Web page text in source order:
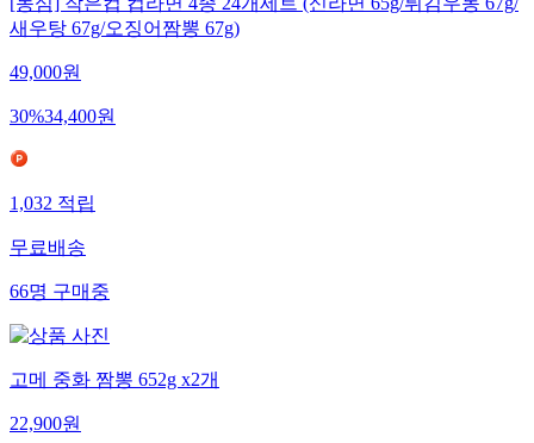
[농심] 작은컵 컵라면 4종 24개세트 (신라면 65g/튀김우동 67g/
새우탕 67g/오징어짬뽕 67g)
49,000원
30%34,400원
1,032적립
무료배송
66명구매중
고메 중화 짬뽕 652g x2개
22,900원